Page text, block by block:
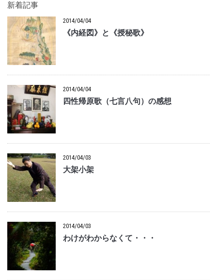
新着記事
2014/04/04
《内経図》と《授秘歌》
2014/04/04
四性帰原歌（七言八句）の感想
2014/04/03
大架小架
2014/04/03
わけがわからなくて・・・